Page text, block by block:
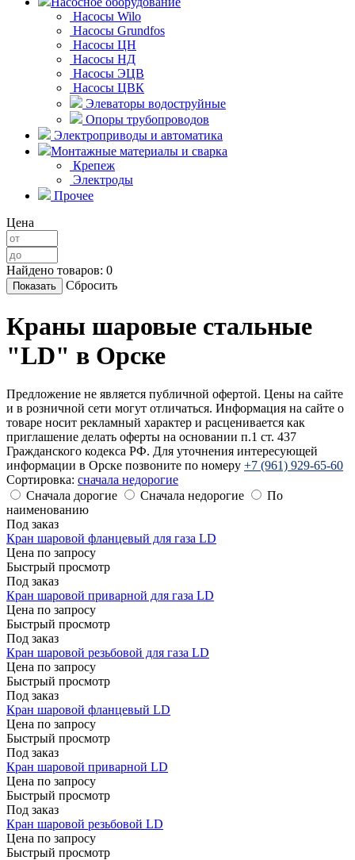
Насосы Wilo
Насосы Grundfos
Насосы ЦН
Насосы НД
Насосы ЭЦВ
Насосы ЦВК
Элеваторы водоструйные
Опоры трубопроводов
Электроприводы и автоматика
Монтажные материалы и сварка
Крепеж
Электроды
Прочее
Цена
Найдено товаров: 0
Сбросить
Краны шаровые стальные
"LD" в Орске
Предложение не является публичной офертой. Цены на сайте
и в розничной сети могут отличаться. Информация на сайте о
товаре носит рекламный характер и расценивается как
приглашение делать оферты на основании п.1 ст. 437
Гражданского кодекса РФ. Для уточнения интересующей
информации в Орске позвоните по номеру +7 (961) 929-65-60
Сортировка: cначала недорогие
Сначала дорогие
Сначала недорогие
По
наименованию
Под заказ
Кран шаровой фланцевый для газа LD
Цена по запросу
Быстрый просмотр
Под заказ
Кран шаровой приварной для газа LD
Цена по запросу
Быстрый просмотр
Под заказ
Кран шаровой резьбовой для газа LD
Цена по запросу
Быстрый просмотр
Под заказ
Кран шаровой фланцевый LD
Цена по запросу
Быстрый просмотр
Под заказ
Кран шаровой приварной LD
Цена по запросу
Быстрый просмотр
Под заказ
Кран шаровой резьбовой LD
Цена по запросу
Быстрый просмотр